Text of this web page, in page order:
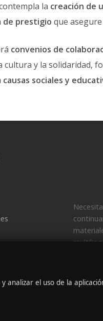
la creación de
de prestigio que
convenios de
cultura y la solidaridad,
sociales y
analizar el uso de la